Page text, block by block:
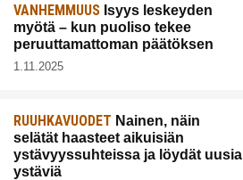
VANHEMMUUS Isyys leskeyden
myötä – kun puoliso tekee
peruuttamattoman päätöksen
1.11.2025
RUUHKAVUODET Nainen, näin
selätät haasteet aikuisiän
ystävyyssuhteissa ja löydät uusia
ystäviä